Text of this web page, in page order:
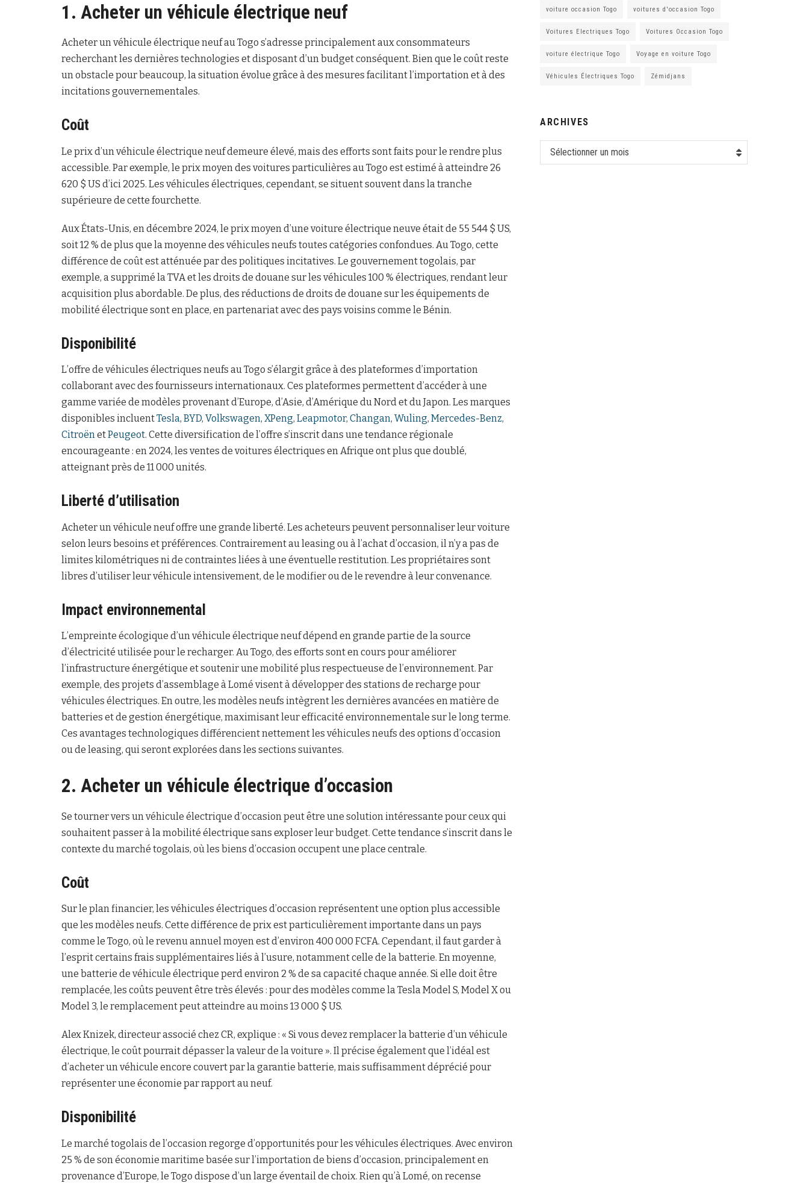
1. Acheter un véhicule électrique neuf
Acheter un véhicule électrique neuf au Togo s’adresse principalement aux consommateurs
recherchant les dernières technologies et disposant d’un budget conséquent. Bien que le coût reste
un obstacle pour beaucoup, la situation évolue grâce à des mesures facilitant l’importation et à des
incitations gouvernementales.
Coût
Le prix d’un véhicule électrique neuf demeure élevé, mais des efforts sont faits pour le rendre plus
accessible. Par exemple, le prix moyen des voitures particulières au Togo est estimé à atteindre 26
620 $ US d’ici 2025. Les véhicules électriques, cependant, se situent souvent dans la tranche
supérieure de cette fourchette.
Aux États-Unis, en décembre 2024, le prix moyen d’une voiture électrique neuve était de 55 544 $ US,
soit 12 % de plus que la moyenne des véhicules neufs toutes catégories confondues. Au Togo, cette
différence de coût est atténuée par des politiques incitatives. Le gouvernement togolais, par
exemple, a supprimé la TVA et les droits de douane sur les véhicules 100 % électriques, rendant leur
acquisition plus abordable. De plus, des réductions de droits de douane sur les équipements de
mobilité électrique sont en place, en partenariat avec des pays voisins comme le Bénin.
Disponibilité
L’offre de véhicules électriques neufs au Togo s’élargit grâce à des plateformes d’importation
collaborant avec des fournisseurs internationaux. Ces plateformes permettent d’accéder à une
gamme variée de modèles provenant d’Europe, d’Asie, d’Amérique du Nord et du Japon. Les marques
disponibles incluentTesla, BYD, Volkswagen, XPeng, Leapmotor, Changan, Wuling, Mercedes-Benz,
CitroënetPeugeot. Cette diversification de l’offre s’inscrit dans une tendance régionale
encourageante : en 2024, les ventes de voitures électriques en Afrique ont plus que doublé,
atteignant près de 11 000 unités.
Liberté d’utilisation
Acheter un véhicule neuf offre une grande liberté. Les acheteurs peuvent personnaliser leur voiture
selon leurs besoins et préférences. Contrairement au leasing ou à l’achat d’occasion, il n’y a pas de
limites kilométriques ni de contraintes liées à une éventuelle restitution. Les propriétaires sont
libres d’utiliser leur véhicule intensivement, de le modifier ou de le revendre à leur convenance.
Impact environnemental
L’empreinte écologique d’un véhicule électrique neuf dépend en grande partie de la source
d’électricité utilisée pour le recharger. Au Togo, des efforts sont en cours pour améliorer
l’infrastructure énergétique et soutenir une mobilité plus respectueuse de l’environnement. Par
exemple, des projets d’assemblage à Lomé visent à développer des stations de recharge pour
véhicules électriques. En outre, les modèles neufs intègrent les dernières avancées en matière de
batteries et de gestion énergétique, maximisant leur efficacité environnementale sur le long terme.
Ces avantages technologiques différencient nettement les véhicules neufs des options d’occasion
ou de leasing, qui seront explorées dans les sections suivantes.
2. Acheter un véhicule électrique d’occasion
Se tourner vers un véhicule électrique d’occasion peut être une solution intéressante pour ceux qui
souhaitent passer à la mobilité électrique sans exploser leur budget. Cette tendance s’inscrit dans le
contexte du marché togolais, où les biens d’occasion occupent une place centrale.
Coût
Sur le plan financier, les véhicules électriques d’occasion représentent une option plus accessible
que les modèles neufs. Cette différence de prix est particulièrement importante dans un pays
comme le Togo, où le revenu annuel moyen est d’environ 400 000 FCFA. Cependant, il faut garder à
l’esprit certains frais supplémentaires liés à l’usure, notamment celle de la batterie. En moyenne,
une batterie de véhicule électrique perd environ 2 % de sa capacité chaque année. Si elle doit être
remplacée, les coûts peuvent être très élevés : pour des modèles comme la Tesla Model S, Model X ou
Model 3, le remplacement peut atteindre au moins 13 000 $ US.
Alex Knizek, directeur associé chez CR, explique : « Si vous devez remplacer la batterie d’un véhicule
électrique, le coût pourrait dépasser la valeur de la voiture ». Il précise également que l’idéal est
d’acheter un véhicule encore couvert par la garantie batterie, mais suffisamment déprécié pour
représenter une économie par rapport au neuf.
Disponibilité
Le marché togolais de l’occasion regorge d’opportunités pour les véhicules électriques. Avec environ
25 % de son économie maritime basée sur l’importation de biens d’occasion, principalement en
provenance d’Europe, le Togo dispose d’un large éventail de choix. Rien qu’à Lomé, on recense
voiture occasion Togo voitures d'occasion Togo
Voitures Electriques Togo Voitures Occasion Togo
voiture électrique Togo Voyage en voiture Togo
Véhicules Électriques Togo Zémidjans
ARCHIVES
Sélectionner un mois